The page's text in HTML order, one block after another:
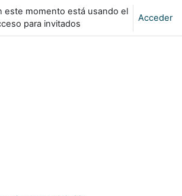
este momento está usando el
para invitados
Acceder